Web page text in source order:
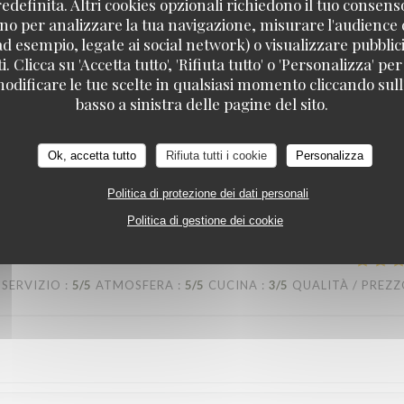
Altri cookies opzionali richiedono il tuo
per analizzare la tua navigazione, misurare
esempio, legate ai social network) o visualizzare
Clicca su 'Accetta tutto', 'Rifiuta tutto' o 'Personalizza'
le tue scelte in qualsiasi momento cliccando
basso a sinistra delle pagine del sito.
Ok, accetta tutto Rifiuta tutti i cookie Personalizza
Politica di protezione dei dati personali
Politica di gestione dei cookie
SERVIZIO 3 /5 ATMOSFERA /5 CUCINA QUALITÀ /
to tell the guests they only have the table for two hours. And when
30 minutes. Other than that, great ambiance and the rest was
SERVIZIO : 5/5 ATMOSFERA : 5/5 CUCINA : 3/5 QUALITÀ /